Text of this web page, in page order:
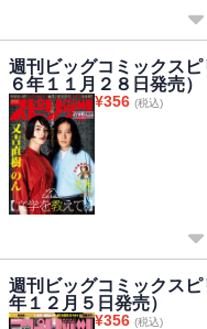
週刊ビッグコミックス
６年１１月２８日発売）
¥356 (税込)
週刊ビッグコミックス
年１２月５日発売）
¥356 (税込)